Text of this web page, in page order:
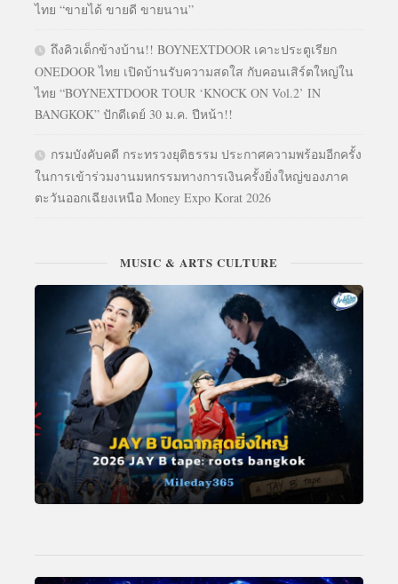
ไทย “ขายได้ ขายดี ขายนาน”
ถึงคิวเด็กข้างบ้าน!! BOYNEXTDOOR เคาะประตูเรียก
ONEDOOR ไทย เปิดบ้านรับความสดใส กับคอนเสิร์ตใหญ่ใน
ไทย “BOYNEXTDOOR TOUR ‘KNOCK ON Vol.2’ IN
BANGKOK” ปักดีเดย์ 30 ม.ค. ปีหน้า!!
กรมบังคับคดี กระทรวงยุติธรรม ประกาศความพร้อมอีกครั้ง
ในการเข้าร่วมงานมหกรรมทางการเงินครั้งยิ่งใหญ่ของภาค
ตะวันออกเฉียงเหนือ Money Expo Korat 2026
MUSIC & ARTS CULTURE